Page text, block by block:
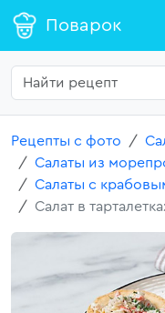
Поварок
Рецепты с фото
Салаты из
Салаты с
Салат в